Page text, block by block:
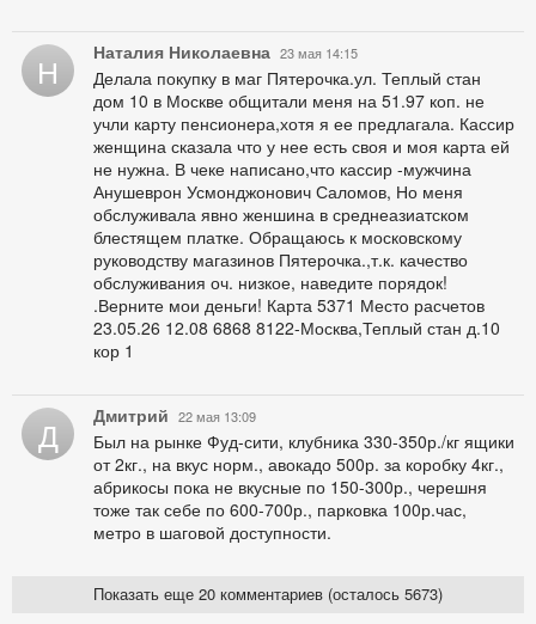
Н Наталия Николаевна 23 мая 14:15
Делала покупку в маг Пятерочка.ул. Теплый стан
дом 10 в Москве общитали меня на 51.97 коп. не
учли карту пенсионера,хотя я ее предлагала. Кассир
женщина сказала что у нее есть своя и моя карта ей
не нужна. В чеке написано,что кассир -мужчина
Анушеврон Усмонджонович Саломов, Но меня
обслуживала явно женшина в среднеазиатском
блестящем платке. Обращаюсь к московскому
руководству магазинов Пятерочка.,т.к. качество
обслуживания оч. низкое, наведите порядок!
.Верните мои деньги! Карта 5371 Место расчетов
23.05.26 12.08 6868 8122-Москва,Теплый стан д.10
кор 1
Д Дмитрий 22 мая 13:09
Был на рынке Фуд-сити, клубника 330-350р./кг ящики
от 2кг., на вкус норм., авокадо 500р. за коробку 4кг.,
абрикосы пока не вкусные по 150-300р., черешня
тоже так себе по 600-700р., парковка 100р.час,
метро в шаговой доступности.
Показать еще 20 комментариев (осталось 5673)